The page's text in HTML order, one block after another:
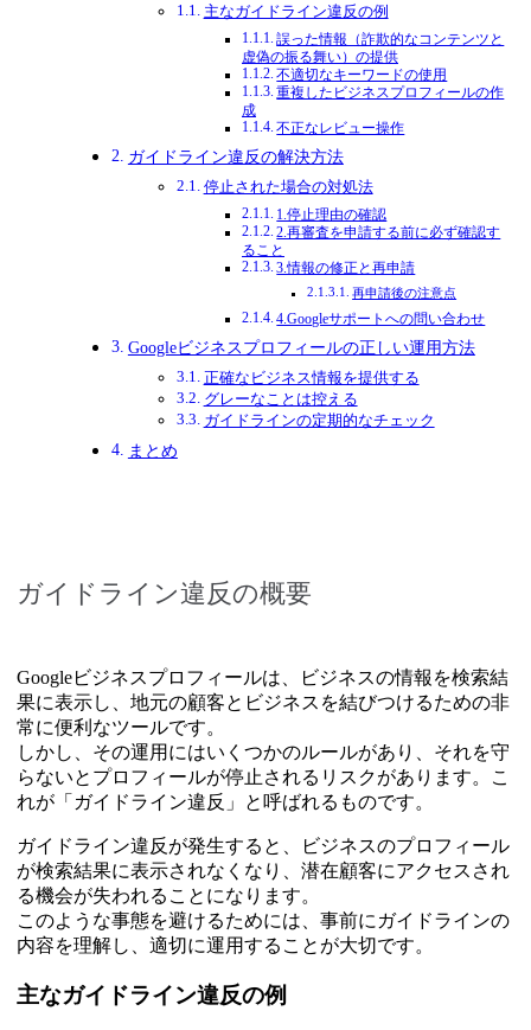
主なガイドライン違反の例
誤った情報（詐欺的なコンテンツと
虚偽の振る舞い）の提供
不適切なキーワードの使用
重複したビジネスプロフィールの作
成
不正なレビュー操作
ガイドライン違反の解決方法
停止された場合の対処法
1.停止理由の確認
2.再審査を申請する前に必ず確認す
ること
3.情報の修正と再申請
再申請後の注意点
4.Googleサポートへの問い合わせ
Googleビジネスプロフィールの正しい運用方法
正確なビジネス情報を提供する
グレーなことは控える
ガイドラインの定期的なチェック
まとめ
ガイドライン違反の概要
Googleビジネスプロフィールは、ビジネスの情報を検索結
果に表示し、地元の顧客とビジネスを結びつけるための非
常に便利なツールです。
しかし、その運用にはいくつかのルールがあり、それを守
らないとプロフィールが停止されるリスクがあります。こ
れが「ガイドライン違反」と呼ばれるものです。
ガイドライン違反が発生すると、ビジネスのプロフィール
が検索結果に表示されなくなり、潜在顧客にアクセスされ
る機会が失われることになります。
このような事態を避けるためには、事前にガイドラインの
内容を理解し、適切に運用することが大切です。
主なガイドライン違反の例